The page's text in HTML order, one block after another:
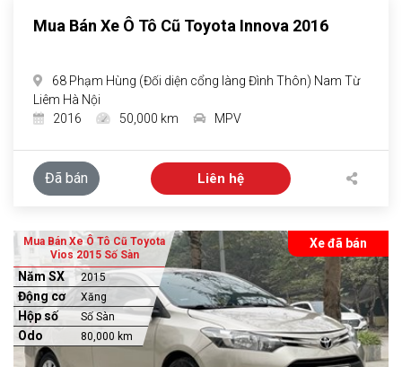
Mua Bán Xe Ô Tô Cũ Toyota Innova 2016
68 Phạm Hùng (Đối diện cổng làng Đình Thôn) Nam Từ
Liêm Hà Nội
2016
50,000 km MPV
Đã bán Liên hệ
Xe đã bán
Mua Bán Xe Ô Tô Cũ Toyota
Vios 2015 Số Sàn
Năm SX 2015
Động cơ Xăng
Hộp số Số Sàn
Odo 80,000 km